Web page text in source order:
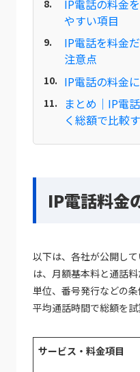
IP電話の料金
やすい項目
IP電話を料金
注意点
IP電話の料金
まとめ｜IP電
く総額で比較
IP電話料金
以下は、各社が公開し
は、月額基本料と通話
単位、番号発行などの
平均通話時間で総額を試
サービス・料金項目